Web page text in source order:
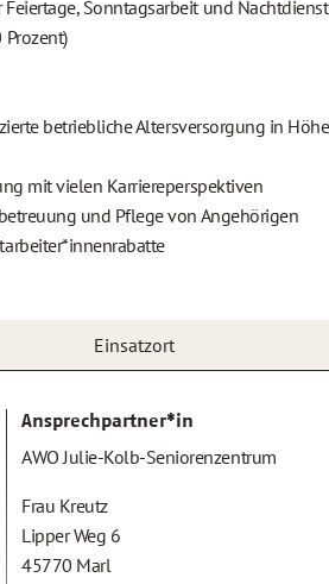
Sonntagsarbeit und Nachtdienst
betriebliche Altersversorgung in
mit vielen Karriereperspektiven
und Pflege von Angehörigen
Einsatzort
Ansprechpartner*in
AWO Julie-Kolb-Seniorenzentrum
Frau Kreutz
Lipper Weg 6
45770 Marl